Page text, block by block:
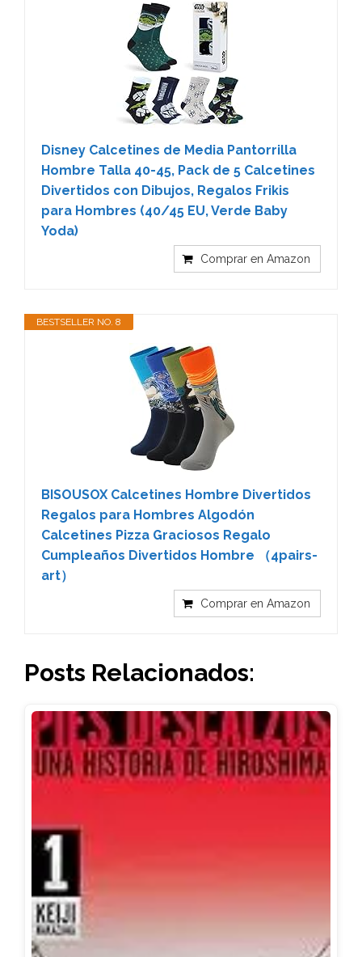
Disney Calcetines de Media Pantorrilla
Hombre Talla 40-45, Pack de 5 Calcetines
Divertidos con Dibujos, Regalos Frikis
para Hombres (40/45 EU, Verde Baby
Yoda)
Comprar en Amazon
BESTSELLER NO. 8
BISOUSOX Calcetines Hombre Divertidos
Regalos para Hombres Algodón
Calcetines Pizza Graciosos Regalo
Cumpleaños Divertidos Hombre （4pairs-
art）
Comprar en Amazon
Posts Relacionados: